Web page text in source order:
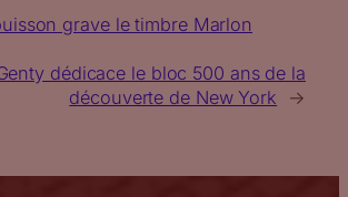
grave le timbre Marlon
dédicace le bloc 500 ans de la
découverte de New York
→